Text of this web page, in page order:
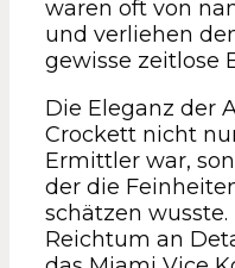
waren oft von
und verliehen
gewisse zeitlose
Die Eleganz der
Crockett nicht
Ermittler war,
der die
schätzen
Reichtum an